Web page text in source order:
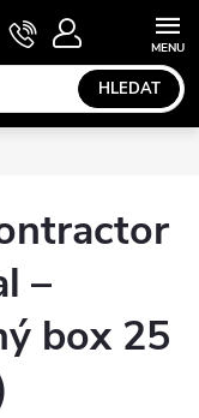
HLEDAT
NÁKUPNÍ
KOŠÍK
–
box 25